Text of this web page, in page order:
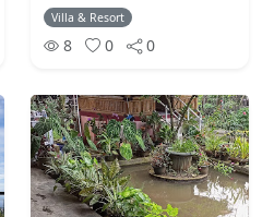
Villa & Resort
8 0 0